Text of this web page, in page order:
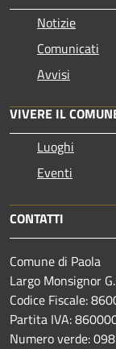
Notizie
Comunicati
Avvisi
VIVERE IL
Luoghi
Eventi
CONTATTI
Comune di Paola
Largo Monsignor
Codice Fiscale:
Partita IVA:
Numero verde: